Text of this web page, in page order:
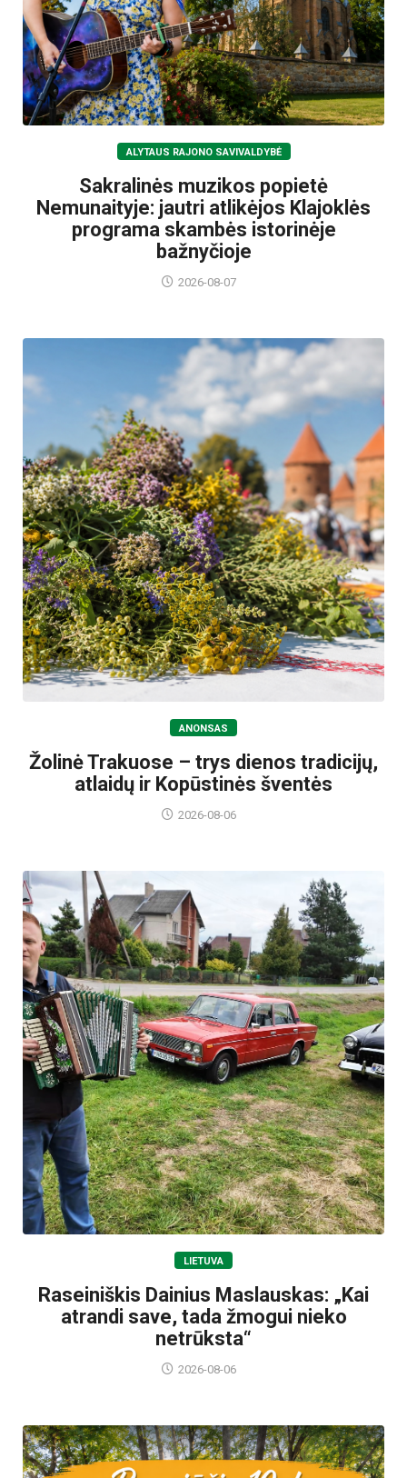
ALYTAUS RAJONO SAVIVALDYBĖ
Sakralinės muzikos popietė
Nemunaityje: jautri atlikėjos Klajoklės
programa skambės istorinėje
bažnyčioje
2026-08-07
ANONSAS
Žolinė Trakuose – trys dienos tradicijų,
atlaidų ir Kopūstinės šventės
2026-08-06
LIETUVA
Raseiniškis Dainius Maslauskas: „Kai
atrandi save, tada žmogui nieko
netrūksta“
2026-08-06